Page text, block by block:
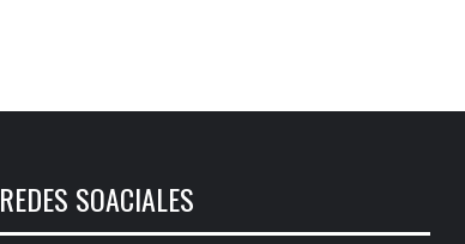
REDES SOACIALES